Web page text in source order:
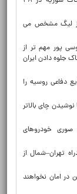
از لیگ مشخص می
پور مهم تر از
جلوه دادن ایران
با صنایع دفاعی روسیه را
چای بالاتر
صوری خودروهای
تهران–شمال از
در امان نخواهند